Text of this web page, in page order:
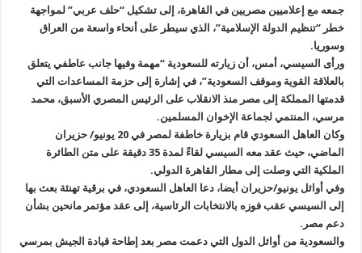
جمعه مع إعلاميين مصريين في القاهرة، إلى تشكيل “حلف عربي” لمواجهة
خطر “تنظيم الدولة الإسلامية”، الذي سيطر على أنحاء واسعة من العراق
وسوريا.
ورأى السيسي، أمس، أن زيارته للسعودية “مهمة وفيها جانب عاطفي يتعلق
بالعلاقة القوية وموقف السعودية”، في إشارة إلى حزمة المساعدات التي
قدمتها المملكة إلى مصر منذ الانقلاب على الرئيس المصري الأسبق، محمد
مرسي، المنتمي لجماعة الإخوان المسلمين.
وكان العاهل السعودي قام بزيارة خاطفة لمصر في 20 يونيو/ حزيران
الماضي، حيث عقد معه السيسي لقاءً لمدة 35 دقيقة على متن الطائرة
الملكية التي وصلت إلى مطار القاهرة الدولي.
وفي أوائل يونيو/حزيران أيضا، دعا العاهل السعودي، في برقية تهنئة بعث بها
إلى السيسي عقب فوزه بالانتخابات الرئاسية، إلى عقد مؤتمر مانحين بشأن
دعم مصر .
والسعودية من أوائل الدول التي دعمت مصر بعد إطاحة قيادة الجيش بمرسي